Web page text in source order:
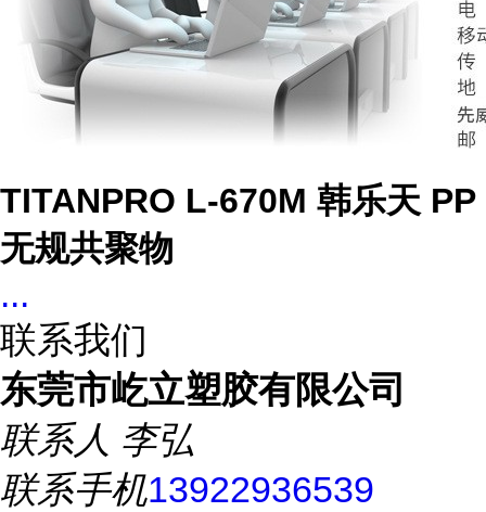
TITANPRO L-670M 韩乐天 PP
无规共聚物
...
联系我们
东莞市屹立塑胶有限公司
联系人 李弘
联系手机13922936539